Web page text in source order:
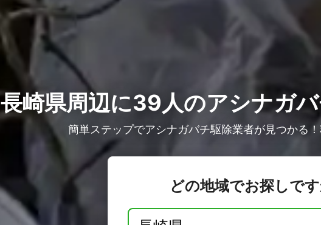
長崎県周辺に39人のアシナガ
簡単ステップでアシナガバチ駆除業者が見つかる
どの地域でお探しです